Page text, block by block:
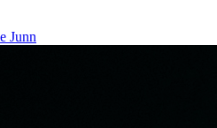
Junn